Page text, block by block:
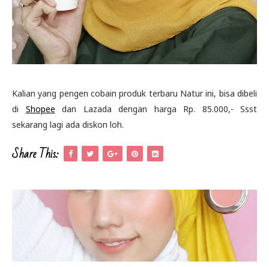
Kalian yang pengen cobain produk terbaru Natur ini, bisa dibeli
di Shopee dan Lazada dengan harga Rp. 85.000,- Ssst
sekarang lagi ada diskon loh.
Share This: